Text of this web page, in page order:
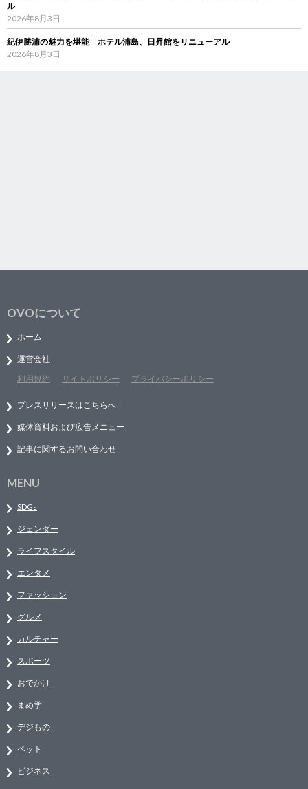
ル
2026年8月3日
紀伊勝浦の魅力を堪能 ホテル浦島、日昇館をリニューアル
2026年8月3日
OVOについて
ホーム
運営会社
利用規約
サイトポリシー プライバシーポリシー
プレスリリースはこちらへ
媒体資料および広告メニュー
記事に関するお問い合わせ
MENU
SDGs
ジェンダー
ライフスタイル
エンタメ
ファッション
グルメ
カルチャー
スポーツ
おでかけ
まめ学
デジもの
ペット
ビジネス